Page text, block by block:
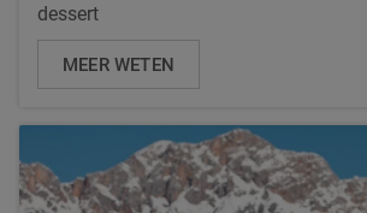
dessert
MEER WETEN